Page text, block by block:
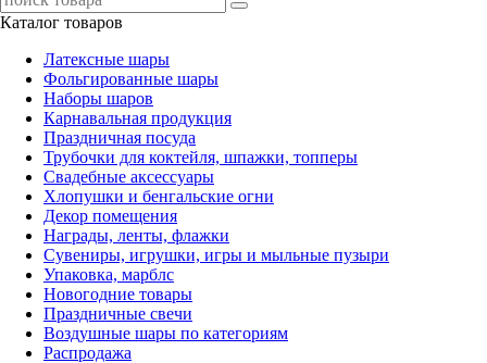
Каталог товаров
Латексные шары
Фольгированные шары
Наборы шаров
Карнавальная продукция
Праздничная посуда
Трубочки для коктейля, шпажки, топперы
Свадебные аксессуары
Хлопушки и бенгальские огни
Декор помещения
Награды, ленты, флажки
Сувениры, игрушки, игры и мыльные пузыри
Упаковка, марблс
Новогодние товары
Праздничные свечи
Воздушные шары по категориям
Распродажа